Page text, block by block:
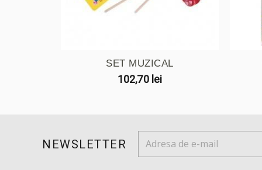
SET MUZICAL
102,70 lei
NEWSLETTER